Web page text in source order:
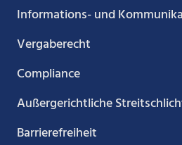
Informations- und
Vergaberecht
Compliance
Außergerichtliche
Barrierefreiheit